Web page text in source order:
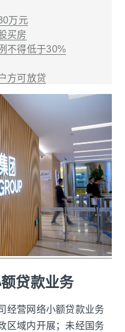
万元
买房
不得低于30%
方可放贷
贷款业务
经营网络小额贷款业务
区域内开展；未经国务